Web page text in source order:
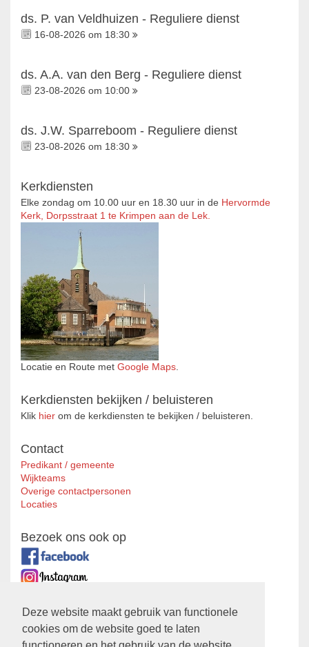
Deze website maakt gebruik van functionele
cookies om de website goed te laten
ds. P. van Veldhuizen - Reguliere dienst
16-08-2026 om 18:30
ds. A.A. van den Berg - Reguliere dienst
23-08-2026 om 10:00
ds. J.W. Sparreboom - Reguliere dienst
23-08-2026 om 18:30
Kerkdiensten
Elke zondag om 10.00 uur en 18.30 uur in de Hervormde
Kerk, Dorpsstraat 1 te Krimpen aan de Lek.
Locatie en Route met Google Maps.
Kerkdiensten bekijken / beluisteren
Klik hier om de kerkdiensten te bekijken / beluisteren.
Contact
Predikant / gemeente
Wijkteams
Overige contactpersonen
Locaties
Bezoek ons ook op
Zustergemeente
Ontmoetingskerk